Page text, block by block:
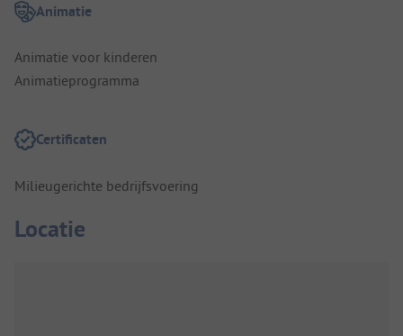
Animatie
Animatie voor kinderen
Animatieprogramma
Certificaten
Milieugerichte bedrijfsvoering
Locatie